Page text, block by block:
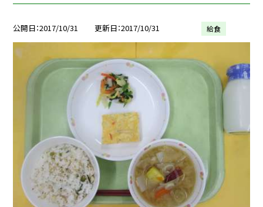
公開日 2017/10/31 更新日 2017/10/31 給食